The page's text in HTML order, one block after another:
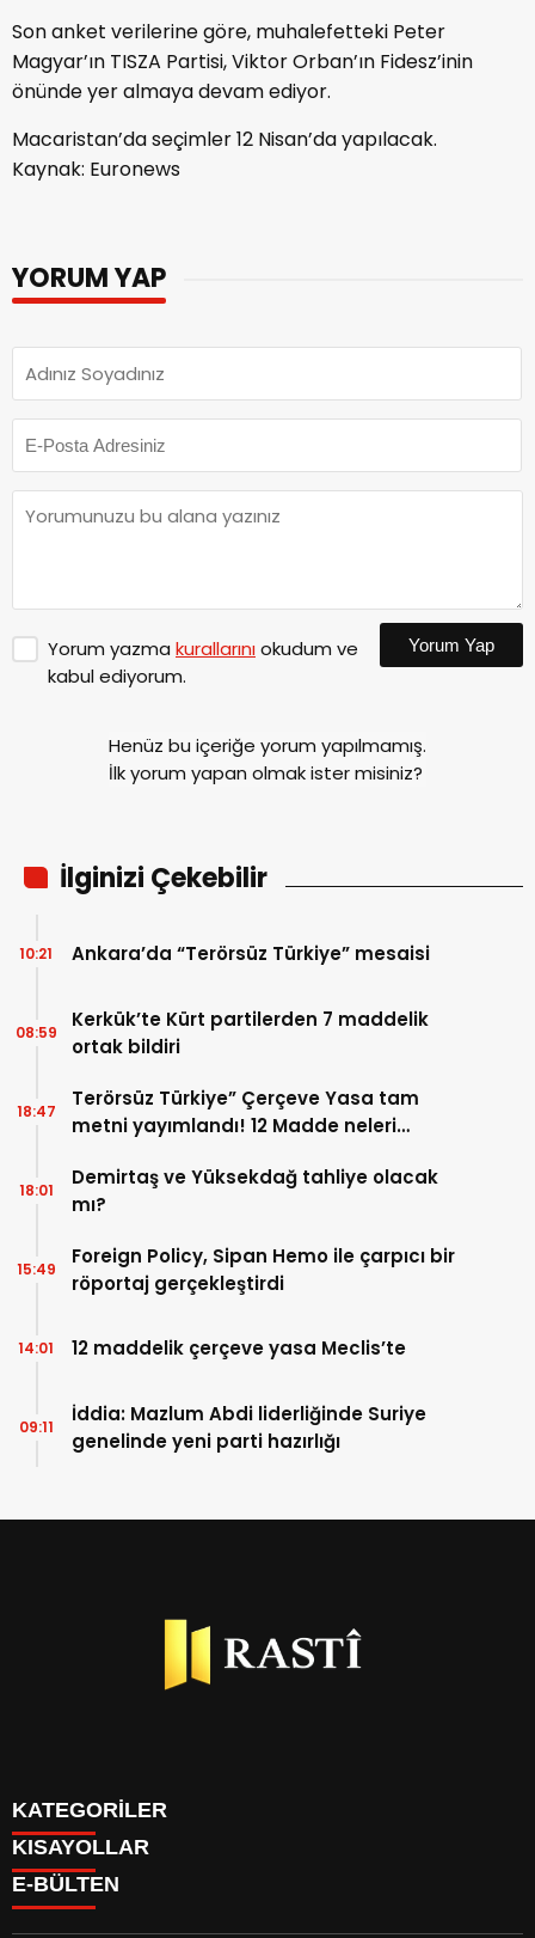
Son anket verilerine göre, muhalefetteki Peter
Magyar’ın TISZA Partisi, Viktor Orban’ın Fidesz’inin
önünde yer almaya devam ediyor.
Macaristan’da seçimler 12 Nisan’da yapılacak.
Kaynak: Euronews
YORUM YAP
Yorum yazma kurallarınıokudum ve
kabul ediyorum.
Yorum Yap
Henüz bu içeriğe yorum yapılmamış.
İlk yorum yapan olmak ister misiniz?
İlginizi Çekebilir
Ankara’da “Terörsüz Türkiye” mesaisi
10:21
Kerkük’te Kürt partilerden 7 maddelik
ortak bildiri
08:59
Terörsüz Türkiye” Çerçeve Yasa tam
metni yayımlandı! 12 Madde neleri
18:47
Demirtaş ve Yüksekdağ tahliye olacak
mı?
18:01
Foreign Policy, Sipan Hemo ile çarpıcı bir
röportaj gerçekleştirdi
15:49
12 maddelik çerçeve yasa Meclis’te
14:01
İddia: Mazlum Abdi liderliğinde Suriye
genelinde yeni parti hazırlığı
09:11
KATEGORİLER
BİYOGRAFİLER
DÜNYA
KISAYOLLAR
YAZARLAR
PARİTELER
E-BÜLTEN